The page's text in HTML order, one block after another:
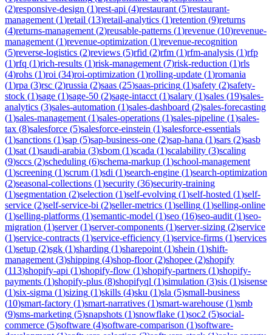
(2)responsive-design (1)rest-api (4)restaurant (5)restaurant-
management (1)retail (13)retail-analytics (1)retention (9)returns
(4)returns-management (2)reusable-patterns (1)revenue (10)revenue-
management (1)revenue-optimization (1)revenue-recognition
(5)reverse-logistics (2)reviews (5)rfid (2)rfm (1)rfm-analysis (1)rfp
(1)rfq (1)rich-results (1)risk-management (7)risk-reduction (1)rls
(4)rohs (1)roi (34)roi-optimization (1)rolling-update (1)romania
(1)rpa (3)rsc (2)russia (2)saas (25)saas-pricing (1)safety (2)safety-
stock (1)sage (1)sage-50 (2)sage-intacct (1)salary (1)sales (19)sales-
analytics (3)sales-automation (1)sales-dashboard (2)sales-forecasting
(1)sales-management (1)sales-operations (1)sales-pipeline (1)sales-
tax (8)salesforce (5)salesforce-einstein (1)salesforce-essentials
(1)sanctions (1)sap (5)sap-business-one (2)sap-hana (1)sars (2)sasb
(1)sat (1)saudi-arabia (3)sbom (1)scada (1)scalability (3)scaling
(9)sccs (2)scheduling (6)schema-markup (1)school-management
(1)screening (1)scrum (1)sdi (1)search-engine (1)search-optimization
(2)seasonal-collections (1)security (36)security-training
(1)segmentation (2)selection (1)self-evolving (1)self-hosted (1)self-
service (2)self-service-bi (2)seller-metrics (1)selling (1)selling-online
(1)selling-platforms (1)semantic-model (1)seo (16)seo-audit (1)seo-
migration (1)server(1)server-components (1)server-sizing (2)service
(1)service-contracts (1)service-efficiency (1)service-firms (1)services
(1)setup (2)sgk (1)sharding (1)sharepoint (1)shein (1)shift-
management (3)shipping (4)shop-floor(2)shopee (2)shopify
(113)shopify-api (1)shopify-flow (1)shopify-partners (1)shopify-
payments (1)shopify-plus (8)shopifyql (1)simulation (3)sis (1)sisense
(1)six-sigma (1)sizing (1)skills (4)sku (1)sla (5)small-business
(10)smart-factory (1)smart-narratives (1)smart-warehouse (1)smb
(9)sms-marketing (5)snapshots (1)snowflake (1)soc2 (5)social-
commerce (5)software (4)software-comparison (1)software-